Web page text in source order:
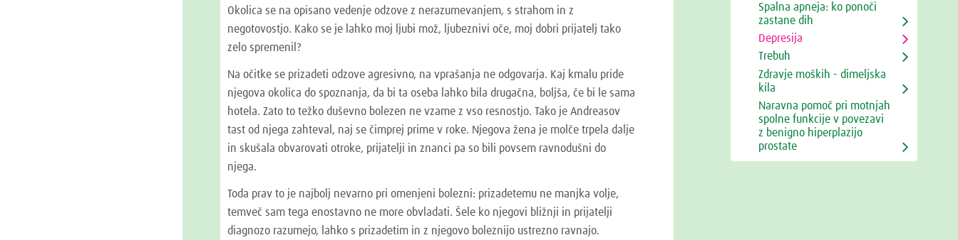
Okolica se na opisano vedenje odzove z nerazumevanjem, s strahom in z
negotovostjo. Kako se je lahko moj ljubi mož, ljubeznivi oče, moj dobri prijatelj tako
zelo spremenil?
Na očitke se prizadeti odzove agresivno, na vprašanja ne odgovarja. Kaj kmalu pride
njegova okolica do spoznanja, da bi ta oseba lahko bila drugačna, boljša, če bi le sama
hotela. Zato to težko duševno bolezen ne vzame z vso resnostjo. Tako je Andreasov
tast od njega zahteval, naj se čimprej prime v roke. Njegova žena je molče trpela dalje
in skušala obvarovati otroke, prijatelji in znanci pa so bili povsem ravnodušni do
njega.
Toda prav to je najbolj nevarno pri omenjeni bolezni: prizadetemu ne manjka volje,
temveč sam tega enostavno ne more obvladati. Šele ko njegovi bližnji in prijatelji
diagnozo razumejo, lahko s prizadetim in z njegovo boleznijo ustrezno ravnajo.
Spalna apneja: ko ponoči
zastane dih
Depresija
Trebuh
Zdravje moških - dimeljska
kila
Naravna pomoč pri motnjah
spolne funkcije v povezavi
z benigno hiperplazijo
prostate